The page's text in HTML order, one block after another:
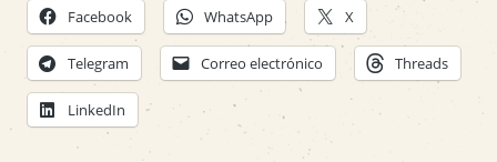
Facebook WhatsApp X
Telegram Correo electrónico Threads
LinkedIn